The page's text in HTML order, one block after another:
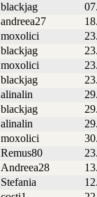
blackjag
andreea27
moxolici
blackjag
moxolici
blackjag
alinalin
blackjag
alinalin
moxolici
Remus80
Andreea28
Stefania